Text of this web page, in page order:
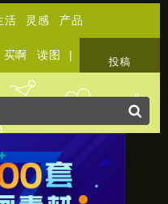
活 灵感 产品
买啊 读图 |
投稿